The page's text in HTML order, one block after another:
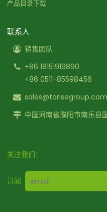
产品目录下载
联系人
销售团队
+86 18151919890
+86 0511-85598456
sales@torisegroup.com
中国河南省濮阳市南乐县
关注我们：
订阅